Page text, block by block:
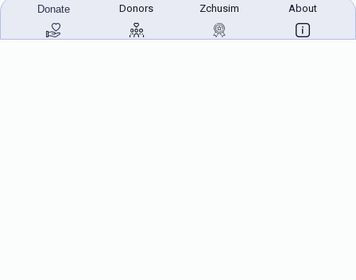
info@abcharity.org
Donate Donors Zchusim About